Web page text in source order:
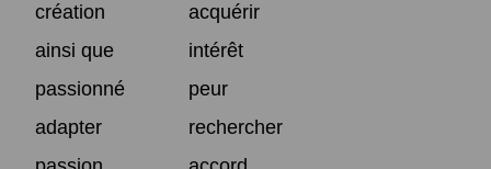
création
acquérir
ainsi que
intérêt
passionné
peur
adapter
rechercher